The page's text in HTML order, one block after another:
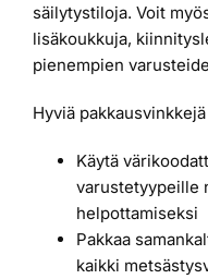
säilytystiloja. Voit
lisäkoukkuja,
pienempien
Hyviä
Käytä
varustetyypeille
helpottamiseksi
Pakkaa
kaikki